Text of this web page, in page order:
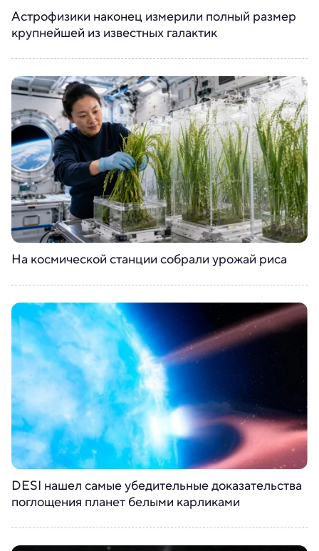
Астрофизики наконец измерили полный размер
крупнейшей из известных галактик
На космической станции собрали урожай риса
DESI нашел самые убедительные доказательства
поглощения планет белыми карликами